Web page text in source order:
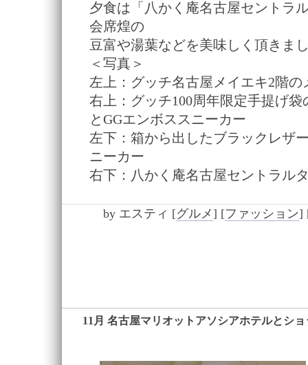
夕食は「八かく庵名古屋セントラ
会席煌の
豆富や湯葉などを美味しく頂きま
＜写真＞
左上：グッチ名古屋メイエキ2階の
右上：グッチ100周年限定手提げ袋
とGGエンボススニーカー
左下：箱から出したブラックレザ
ニーカー
右下：八かく庵名古屋セントラル
by エスティ [グルメ] [ファッション]
11月 名古屋マリオットアソシアホテルとショ